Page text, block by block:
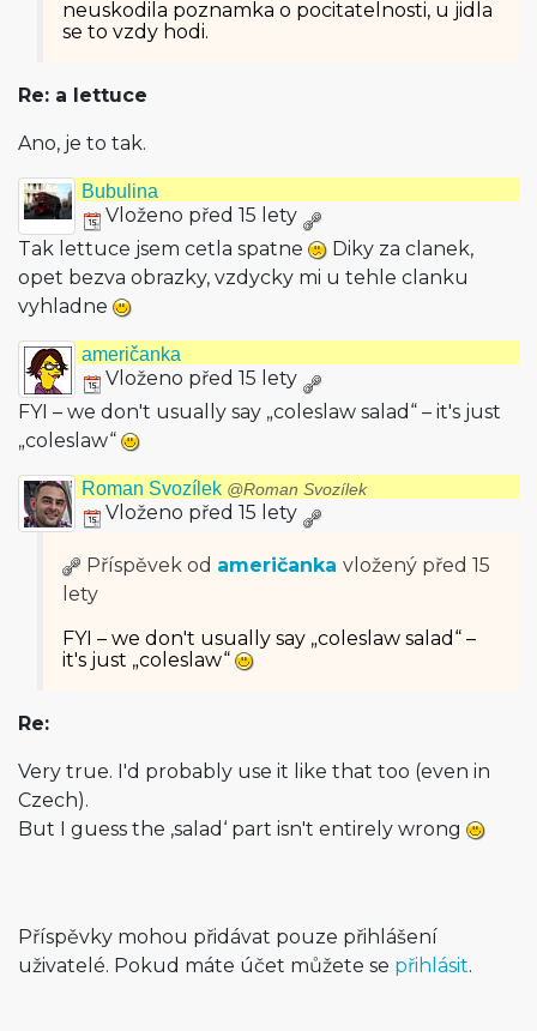
neuskodila poznamka o pocitatelnosti, u jidla
se to vzdy hodi.
Re: a lettuce
Ano, je to tak.
Bubulina
Vloženo před 15 lety
Tak lettuce jsem cetla spatne
Diky za clanek,
opet bezva obrazky, vzdycky mi u tehle clanku
vyhladne
američanka
Vloženo před 15 lety
FYI – we don't usually say „coleslaw salad“ – it's just
„coleslaw“
Roman Svozílek @Roman Svozílek
Vloženo před 15 lety
Příspěvek od američanka vložený před 15
lety
FYI – we don't usually say „coleslaw salad“ –
it's just „coleslaw“
Re:
Very true. I'd probably use it like that too (even in
Czech).
But I guess the ‚salad‘ part isn't entirely wrong
Příspěvky mohou přidávat pouze přihlášení
uživatelé. Pokud máte účet můžete se přihlásit.